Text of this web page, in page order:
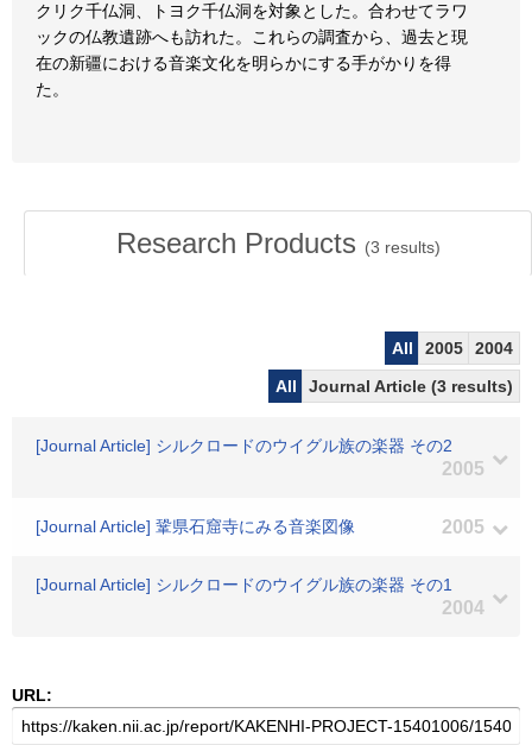
クリク千仏洞、トヨク千仏洞を対象とした。合わせてラワ
ックの仏教遺跡へも訪れた。これらの調査から、過去と現
在の新疆における音楽文化を明らかにする手がかりを得
た。
Research Products (3 results)
All 2005
2004
All
Journal Article (3 results)
[Journal Article] シルクロードのウイグル族の楽器 その2
2005
[Journal Article] 鞏県石窟寺にみる音楽図像 2005
[Journal Article] シルクロードのウイグル族の楽器 その1
2004
URL: